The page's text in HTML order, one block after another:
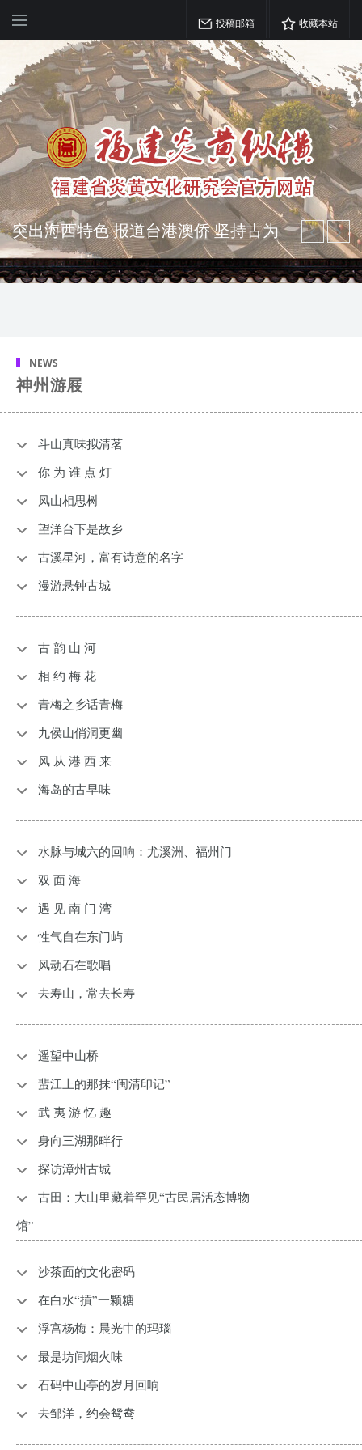
投稿邮箱 收藏本站
突出海西特色 报道台港澳侨 坚持古为
今用 力求雅俗共赏
弘扬优秀文化 振奋民族精神 介绍民族
瑰宝 宣传中华精英
NEWS
神州游屐
斗山真味拟清茗
你 为 谁 点 灯
凤山相思树
望洋台下是故乡
古溪星河，富有诗意的名字
漫游悬钟古城
古 韵 山 河
相 约 梅 花
青梅之乡话青梅
九侯山俏洞更幽
风 从 港 西 来
海岛的古早味
水脉与城六的回响：尤溪洲、福州门
双 面 海
遇 见 南 门 湾
性气自在东门屿
风动石在歌唱
去寿山，常去长寿
遥望中山桥
蜚江上的那抹“闽清印记”
武 夷 游 忆 趣
身向三湖那畔行
探访漳州古城
古田：大山里藏着罕见“古民居活态博物
馆”
沙茶面的文化密码
在白水“摃”一颗糖
浮宫杨梅：晨光中的玛瑙
最是坊间烟火味
石码中山亭的岁月回响
去邹洋，约会鸳鸯